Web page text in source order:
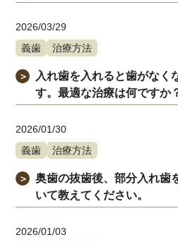
2026/03/29
義歯
治療方法
＞
入れ歯を入れると歯がなく
す。最適な治療は何ですか
2026/01/30
義歯
治療方法
＞
奥歯の抜歯後、部分入れ歯
いて教えてください。
2026/01/03